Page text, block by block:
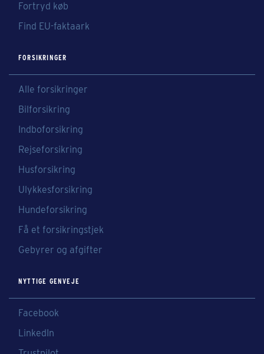
Fortryd køb
Find EU-faktaark
FORSIKRINGER
Alle forsikringer
Bilforsikring
Indboforsikring
Rejseforsikring
Husforsikring
Ulykkesforsikring
Hundeforsikring
Få et forsikringstjek
Gebyrer og afgifter
NYTTIGE GENVEJE
Facebook
LinkedIn